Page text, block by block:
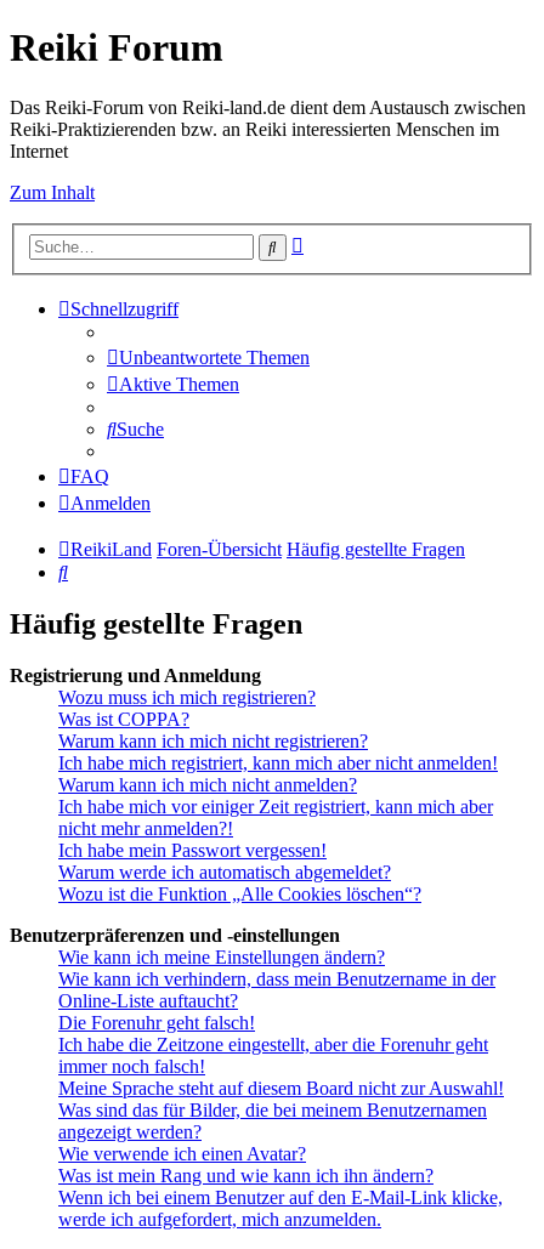
Reiki Forum
Das Reiki-Forum von Reiki-land.de dient dem Austausch zwischen
Reiki-Praktizierenden bzw. an Reiki interessierten Menschen im
Internet
Zum Inhalt
Suche
Schnellzugriff
Unbeantwortete Themen
Aktive Themen
Suche
FAQ
Anmelden
ReikiLand Foren-Übersicht Häufig gestellte Fragen
Suche
Häufig gestellte Fragen
Registrierung und Anmeldung
Wozu muss ich mich registrieren?
Was ist COPPA?
Warum kann ich mich nicht registrieren?
Ich habe mich registriert, kann mich aber nicht anmelden!
Warum kann ich mich nicht anmelden?
Ich habe mich vor einiger Zeit registriert, kann mich aber
nicht mehr anmelden?!
Ich habe mein Passwort vergessen!
Warum werde ich automatisch abgemeldet?
Wozu ist die Funktion „Alle Cookies löschen“?
Benutzerpräferenzen und -einstellungen
Wie kann ich meine Einstellungen ändern?
Wie kann ich verhindern, dass mein Benutzername in der
Online-Liste auftaucht?
Die Forenuhr geht falsch!
Ich habe die Zeitzone eingestellt, aber die Forenuhr geht
immer noch falsch!
Meine Sprache steht auf diesem Board nicht zur Auswahl!
Was sind das für Bilder, die bei meinem Benutzernamen
angezeigt werden?
Wie verwende ich einen Avatar?
Was ist mein Rang und wie kann ich ihn ändern?
Wenn ich bei einem Benutzer auf den E-Mail-Link klicke,
werde ich aufgefordert, mich anzumelden.